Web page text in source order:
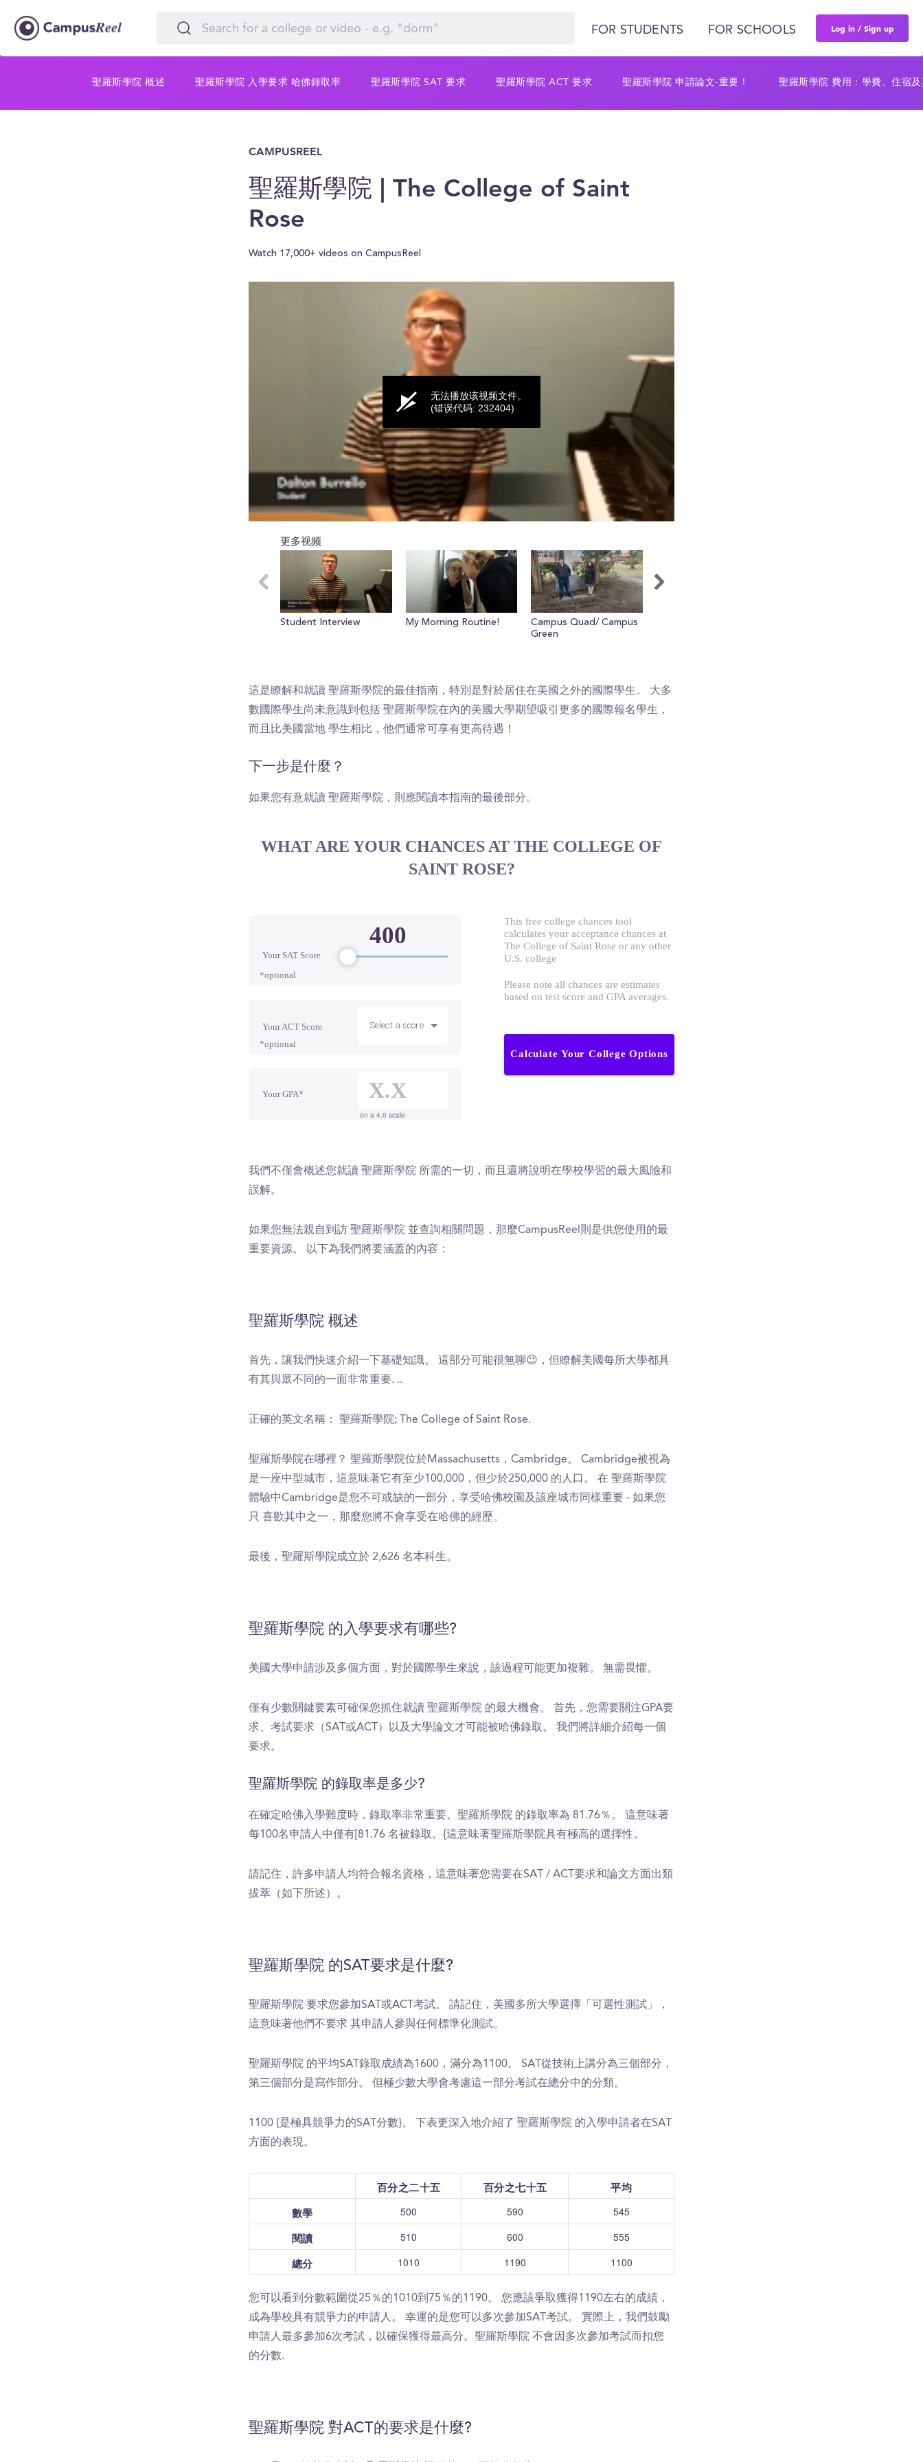
FOR STUDENTS FOR SCHOOLS Log in / Sign up
聖羅斯學院 概述 聖羅斯學院 入學要求 哈佛錄取率 聖羅斯學院 SAT 要求 聖羅斯學院 ACT 要求 聖羅斯學院 申請論文-重要！ 聖羅斯學院 費用：學費、住宿
CAMPUSREEL
聖羅斯學院 | The College of Saint
Rose
Watch 17,000+ videos on CampusReel
seconds
Volume
0%
无法播放该视频文件。
(错误代码: 232404)
更多视频
Student Interview My Morning Routine!
Campus Quad/ Campus
Green
這是瞭解和就讀 聖羅斯學院的最佳指南，特別是對於居住在美國之外的國際學生。 大多
數國際學生尚未意識到包括 聖羅斯學院在內的美國大學期望吸引更多的國際報名學生，
而且比美國當地 學生相比，他們通常可享有更高待遇！
下一步是什麼？
如果您有意就讀 聖羅斯學院，則應閱讀本指南的最後部分。
WHAT ARE YOUR CHANCES AT THE COLLEGE OF
SAINT ROSE?
Your SAT Score
*optional
Your ACT Score
*optional
Select a score
Your GPA*
on a 4.0 scale
This free college chances tool
calculates your acceptance chances at
The College of Saint Rose or any other
U.S. college
Please note all chances are estimates
based on test score and GPA averages.
Calculate Your College Options
我們不僅會概述您就讀 聖羅斯學院 所需的一切，而且還將說明在學校學習的最大風險和
誤解。
如果您無法親自到訪 聖羅斯學院 並查詢相關問題，那麼CampusReel則是供您使用的最
重要資源。 以下為我們將要涵蓋的內容：
聖羅斯學院 概述
首先，讓我們快速介紹一下基礎知識。 這部分可能很無聊😉，但瞭解美國每所大學都具
有其與眾不同的一面非常重要. ..
正確的英文名稱： 聖羅斯學院; The College of Saint Rose.
聖羅斯學院在哪裡？ 聖羅斯學院位於Massachusetts，Cambridge。 Cambridge被視為
是一座中型城市，這意味著它有至少100,000，但少於250,000 的人口。 在 聖羅斯學院
體驗中Cambridge是您不可或缺的一部分，享受哈佛校園及該座城市同樣重要 - 如果您
只 喜歡其中之一，那麼您將不會享受在哈佛的經歷。
最後，聖羅斯學院成立於 2,626 名本科生。
聖羅斯學院 的入學要求有哪些?
美國大學申請涉及多個方面，對於國際學生來說，該過程可能更加複雜。 無需畏懼。
僅有少數關鍵要素可確保您抓住就讀 聖羅斯學院 的最大機會。 首先，您需要關注GPA要
求、考試要求（SAT或ACT）以及大學論文才可能被哈佛錄取。 我們將詳細介紹每一個
要求。
聖羅斯學院 的錄取率是多少?
在確定哈佛入學難度時，錄取率非常重要。聖羅斯學院 的錄取率為 81.76％。 這意味著
每100名申請人中僅有[81.76 名被錄取。{這意味著聖羅斯學院具有極高的選擇性。
請記住，許多申請人均符合報名資格，這意味著您需要在SAT / ACT要求和論文方面出類
拔萃（如下所述）。
聖羅斯學院 的SAT要求是什麼?
聖羅斯學院 要求您參加SAT或ACT考試。 請記住，美國多所大學選擇「可選性測試」，
這意味著他們不要求 其申請人參與任何標準化測試。
聖羅斯學院 的平均SAT錄取成績為1600，滿分為1100。 SAT從技術上講分為三個部分，
第三個部分是寫作部分。 但極少數大學會考慮這一部分考試在總分中的分類。
1100 {是極具競爭力的SAT分數}。 下表更深入地介紹了 聖羅斯學院 的入學申請者在SAT
方面的表現。
百分之二十五 百分之七十五
平均
數學
500 590 545
閱讀 510 600 555
總分 1010 1190 1100
您可以看到分數範圍從25％的1010到75％的1190。 您應該爭取獲得1190左右的成績，
成為學校具有競爭力的申請人。 幸運的是您可以多次參加SAT考試。 實際上，我們鼓勵
申請人最多參加6次考試，以確保獲得最高分。聖羅斯學院 不會因多次參加考試而扣您
的分數.
聖羅斯學院 對ACT的要求是什麼?